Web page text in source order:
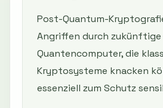
Post-Quantum-
Angriffen durch zukünftige
Quantencomputer, die
Kryptosysteme knacken
essenziell zum Schutz